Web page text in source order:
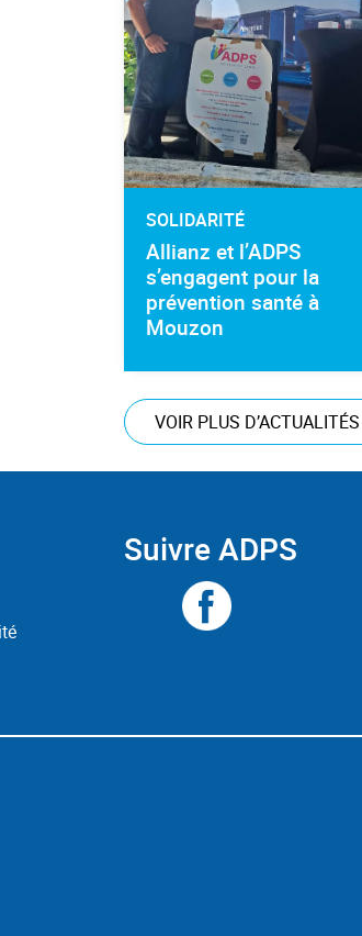
SOLIDARITÉ
Allianz et l’ADPS
s’engagent pour la
prévention santé à
Mouzon
VOIR PLUS D’ACTUALITÉS
Suivre ADPS